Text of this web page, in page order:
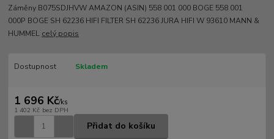
Záměny B075SDJHVW AMAZON (ASIN) 558 001 000 BOGE 558 001
000P BOGE SH 62236 HIFI FILTER SH 62236 JURA HIFI W 93610 MANN &
HUMMEL celý popis
Dostupnost Skladem
1 696 Kč/ks
1 402 Kč bez DPH
Přidat do košíku